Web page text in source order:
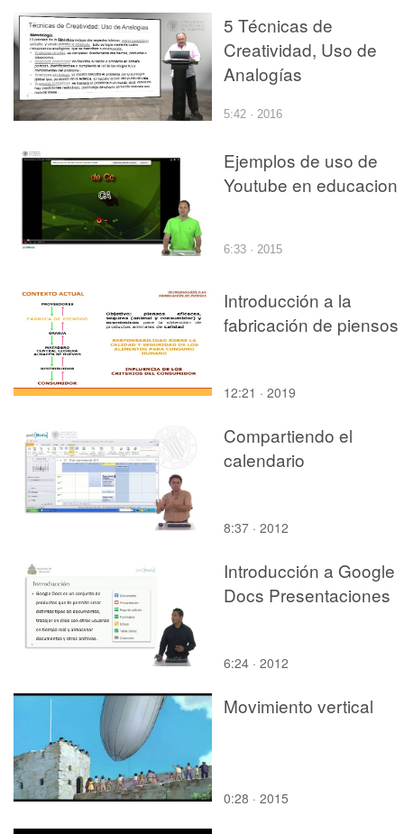
5 Técnicas de
Creatividad, Uso de
Analogías
5:42 · 2016
Ejemplos de uso de
Youtube en educacion
6:33 · 2015
Introducción a la
fabricación de piensos
12:21 · 2019
Compartiendo el
calendario
8:37 · 2012
Introducción a Google
Docs Presentaciones
6:24 · 2012
Movimiento vertical
0:28 · 2015